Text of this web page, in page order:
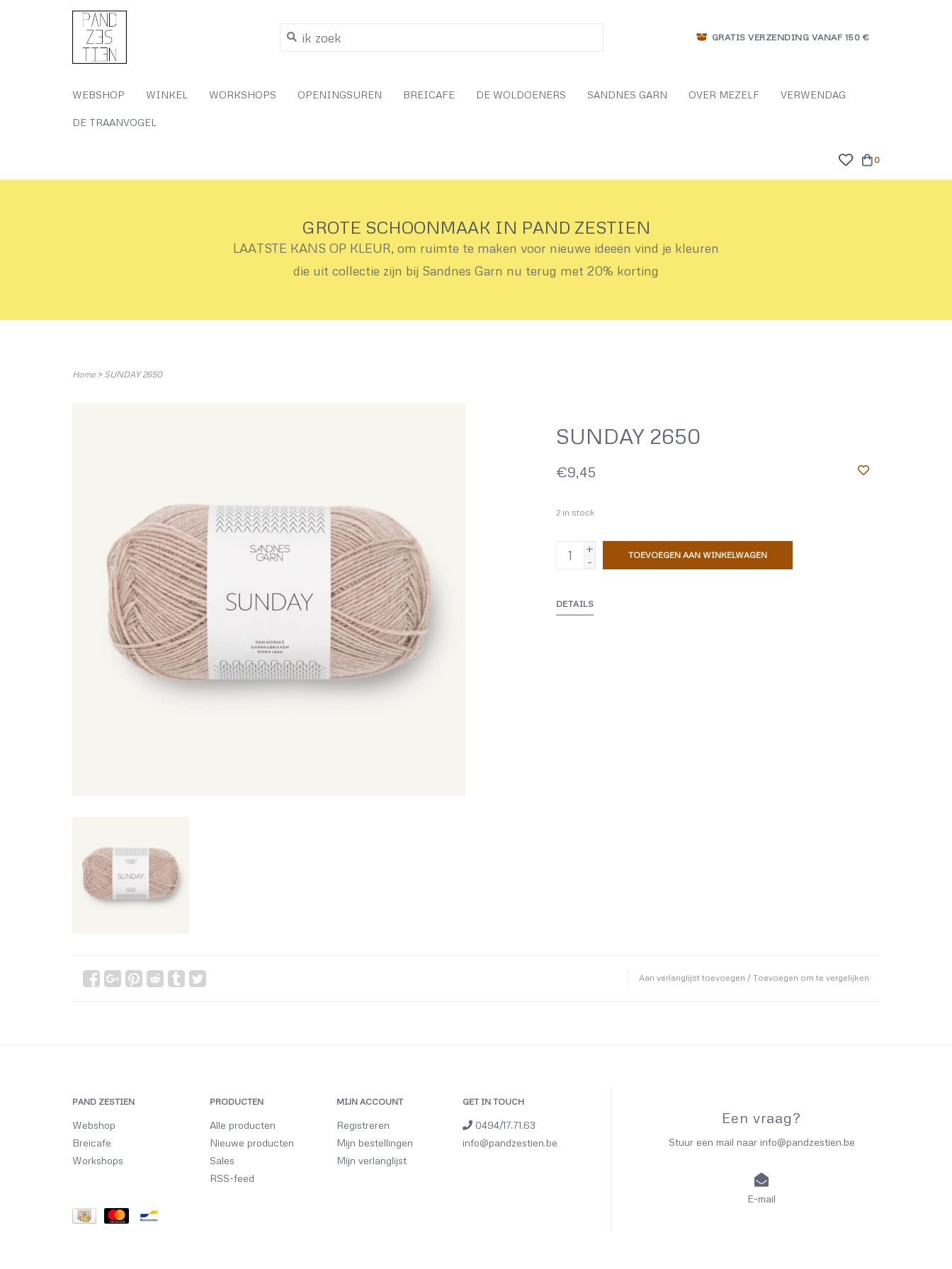
GRATIS VERZENDING VANAF 150 €
WEBSHOP WINKEL WORKSHOPS OPENINGSUREN BREICAFE DE WOLDOENERS SANDNES GARN OVER MEZELF VERWENDAG
DE TRAANVOGEL
0
GROTE SCHOONMAAK IN PAND ZESTIEN
LAATSTE KANS OP KLEUR, om ruimte te maken voor nieuwe ideeën vind je kleuren
die uit collectie zijn bij Sandnes Garn nu terug met 20% korting
Home> SUNDAY 2650
SUNDAY 2650
€9,45
2 in stock
+
-
TOEVOEGEN AAN WINKELWAGEN
DETAILS
Aan verlanglijst toevoegen / Toevoegen om te vergelijken
PAND ZESTIEN
Webshop
Breicafe
Workshops
PRODUCTEN
Alle producten
Nieuwe producten
Sales
RSS-feed
MIJN ACCOUNT
Registreren
Mijn bestellingen
Mijn verlanglijst
GET IN TOUCH
0494/17.71.63
info@pandzestien.be
Een vraag?
Stuur een mail naar info@pandzestien.be
E-mail